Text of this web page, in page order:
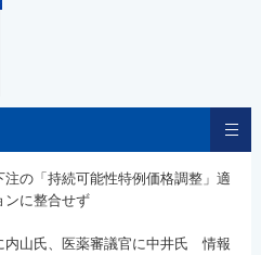
の「持続可能性特例価格調整」適
に整合せず
山氏、医薬審議官に中井氏 情報